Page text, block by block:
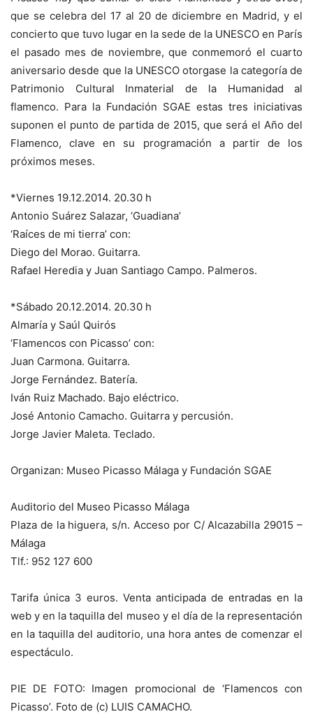
que se celebra del 17 al 20 de diciembre en Madrid, y el
concierto que tuvo lugar en la sede de la UNESCO en París
el pasado mes de noviembre, que conmemoró el cuarto
aniversario desde que la UNESCO otorgase la categoría de
Patrimonio Cultural Inmaterial de la Humanidad al
flamenco. Para la Fundación SGAE estas tres iniciativas
suponen el punto de partida de 2015, que será el Año del
Flamenco, clave en su programación a partir de los
próximos meses.
*Viernes 19.12.2014. 20.30 h
Antonio Suárez Salazar, ‘Guadiana’
‘Raíces de mi tierra’ con:
Diego del Morao. Guitarra.
Rafael Heredia y Juan Santiago Campo. Palmeros.
*Sábado 20.12.2014. 20.30 h
Almaría y Saúl Quirós
‘Flamencos con Picasso’ con:
Juan Carmona. Guitarra.
Jorge Fernández. Batería.
Iván Ruiz Machado. Bajo eléctrico.
José Antonio Camacho. Guitarra y percusión.
Jorge Javier Maleta. Teclado.
Organizan: Museo Picasso Málaga y Fundación SGAE
Auditorio del Museo Picasso Málaga
Plaza de la higuera, s/n. Acceso por C/ Alcazabilla 29015 –
Málaga
Tlf.: 952 127 600
Tarifa única 3 euros. Venta anticipada de entradas en la
web y en la taquilla del museo y el día de la representación
en la taquilla del auditorio, una hora antes de comenzar el
espectáculo.
PIE DE FOTO: Imagen promocional de ‘Flamencos con
Picasso’. Foto de (c) LUIS CAMACHO.